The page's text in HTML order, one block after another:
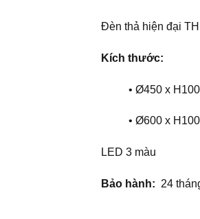
Đèn thả hiện đại
Kích thước:
• Ø450 x
• Ø600 x
LED 3 màu
Bảo hành: 24